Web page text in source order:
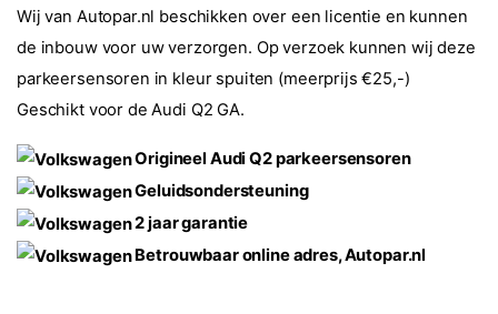
Wij van Autopar.nl beschikken over een licentie en kunnen
de inbouw voor uw verzorgen. Op verzoek kunnen wij deze
parkeersensoren in kleur spuiten (meerprijs €25,-)
Geschikt voor de Audi Q2 GA.
Origineel AudiQ2 parkeersensoren
Geluidsondersteuning
2 jaar garantie
Betrouwbaar online adres, Autopar.nl